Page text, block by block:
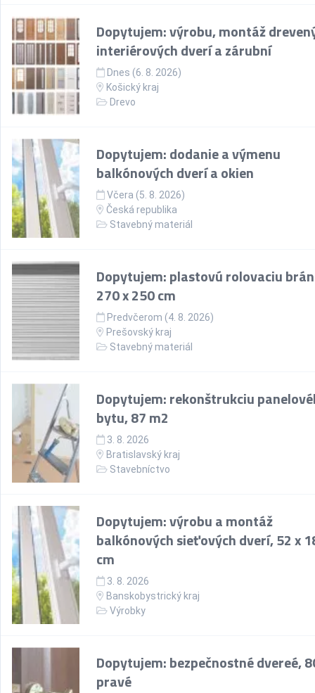
Dopytujem: výrobu, montáž
interiérových dverí a zárubní
Dnes (6. 8. 2026)
Košický kraj
Drevo
Dopytujem: dodanie a výmenu
balkónových dverí a okien
Včera (5. 8. 2026)
Česká republika
Stavebný materiál
Dopytujem: plastovú rolovaciu
270 x 250 cm
Predvčerom (4. 8. 2026)
Prešovský kraj
Stavebný materiál
Dopytujem: rekonštrukciu
bytu, 87 m2
3. 8. 2026
Bratislavský kraj
Stavebníctvo
Dopytujem: výrobu a montáž
balkónových sieťových dverí, 52 x
cm
3. 8. 2026
Banskobystrický kraj
Výrobky
Dopytujem: bezpečnostné dvereé,
pravé